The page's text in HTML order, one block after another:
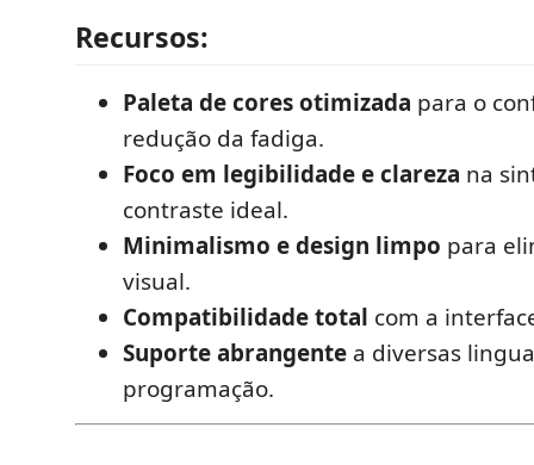
Recursos:
Paleta de cores otimizada para o
redução da fadiga.
Foco em legibilidade e clareza na
contraste ideal.
Minimalismo e design limpo para
visual.
Compatibilidade total com a
Suporte abrangente a diversas
programação.